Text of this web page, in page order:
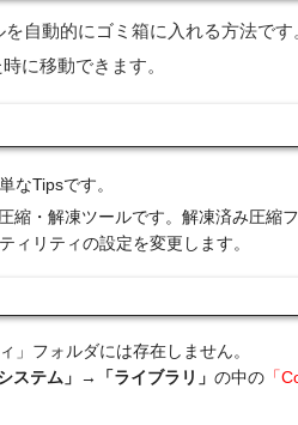
自動的にゴミ箱に入れる方法です
に移動できます。
なTipsです。
縮・解凍ツールです。解凍済み圧縮
ィリティの設定を変更します。
」フォルダには存在しません。
システム」 → 「ライブラリ」 の中の 「